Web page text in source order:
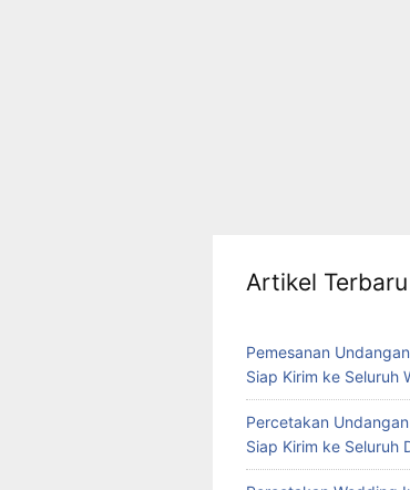
Artikel Terbaru
Pemesanan
Siap Kirim ke Seluruh
Percetakan
Siap Kirim ke Seluruh